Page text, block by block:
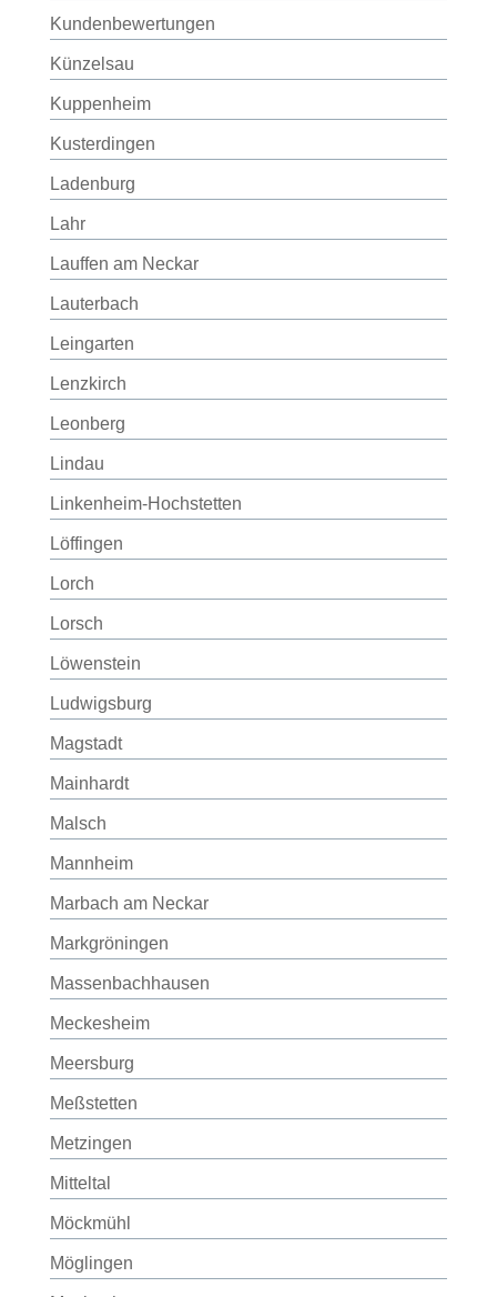
Kundenbewertungen
Künzelsau
Kuppenheim
Kusterdingen
Ladenburg
Lahr
Lauffen am Neckar
Lauterbach
Leingarten
Lenzkirch
Leonberg
Lindau
Linkenheim-Hochstetten
Löffingen
Lorch
Lorsch
Löwenstein
Ludwigsburg
Magstadt
Mainhardt
Malsch
Mannheim
Marbach am Neckar
Markgröningen
Massenbachhausen
Meckesheim
Meersburg
Meßstetten
Metzingen
Mitteltal
Möckmühl
Möglingen